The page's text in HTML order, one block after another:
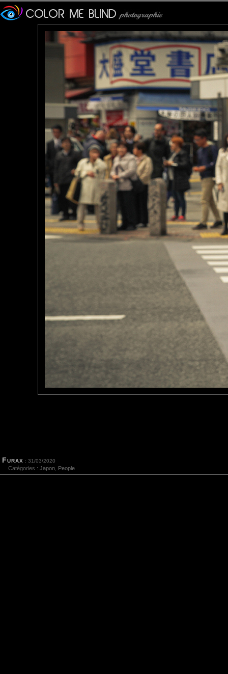
Furax : 31/03/2020
Catégories : Japon People
normes sociales, se
temps de se poudrer.
Préserver son
Japonais.
Enfin, les Japonais
interactions avec les
Pastelle : 31/03/2020
Une photo bien
tce76 : 04/04/2020
Actualité oblige !
yoshimiparis : 28/07/2020
ce que tu dis est
comme pour éviter que
rhume) par exemple,
Laisser un commentaire
Nom
Site